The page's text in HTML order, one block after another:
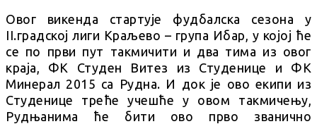
Овог викенда стартује фудбалска сезона у
II.градској лиги Краљево – група Ибар, у којој ће
се по први пут такмичити и два тима из овог
краја, ФК Студен Витез из Студенице и ФК
Минерал 2015 са Рудна. И док је ово екипи из
Студенице треће учешће у овом такмичењу,
Рудњанима ће бити ово прво званично